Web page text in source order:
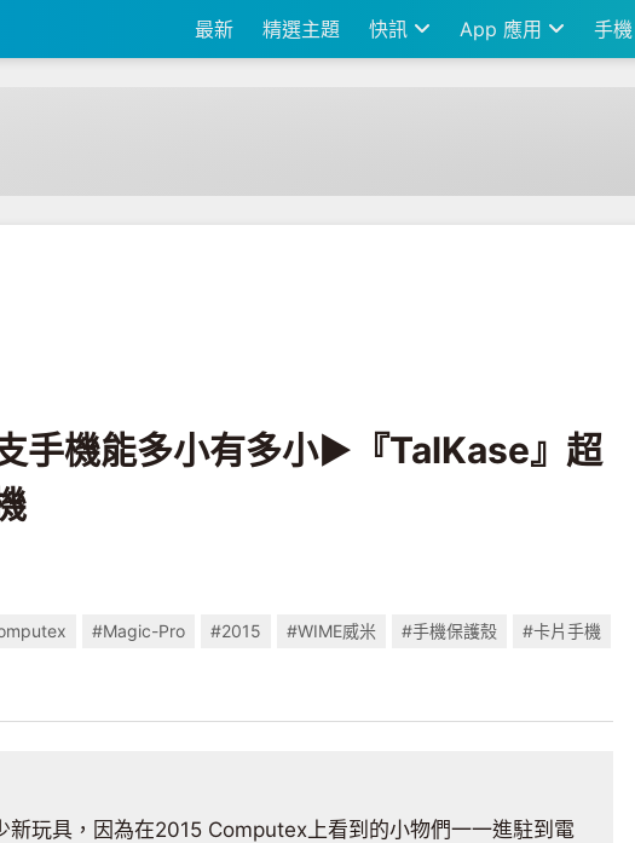
最新 精選主題 快訊 App 應用 手機
小有多小►『TalKase』超薄智慧卡片機
手機能多小有多小►『TalKase』超
#Magic-Pro #2015 #WIME威米 #手機保護殼
#卡片手機
新玩具，因為在2015 Computex上看到的小物們一一進駐到電